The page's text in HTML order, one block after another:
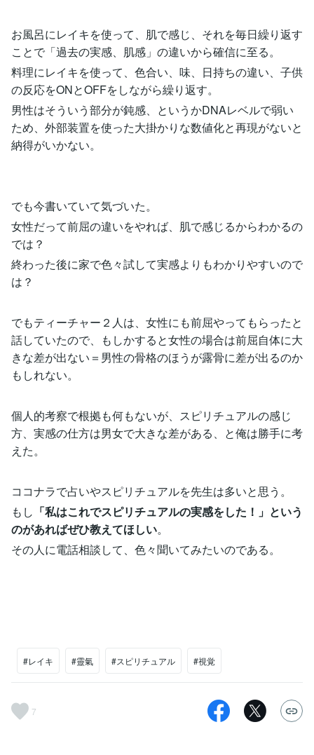
お風呂にレイキを使って、肌で感じ、それを毎日繰り返す
ことで「過去の実感、肌感」の違いから確信に至る。
料理にレイキを使って、色合い、味、日持ちの違い、子供
の反応をONとOFFをしながら繰り返す。
男性はそういう部分が鈍感、というかDNAレベルで弱い
ため、外部装置を使った大掛かりな数値化と再現がないと
納得がいかない。
でも今書いていて気づいた。
女性だって前屈の違いをやれば、肌で感じるからわかるの
では？
終わった後に家で色々試して実感よりもわかりやすいので
は？
でもティーチャー２人は、女性にも前屈やってもらったと
話していたので、もしかすると女性の場合は前屈自体に大
きな差が出ない＝男性の骨格のほうが露骨に差が出るのか
もしれない。
個人的考察で根拠も何もないが、スピリチュアルの感じ
方、実感の仕方は男女で大きな差がある、と俺は勝手に考
えた。
ココナラで占いやスピリチュアルを先生は多いと思う。
もし 「私はこれでスピリチュアルの実感をした！」という
のがあればぜひ教えてほしい。
その人に電話相談して、色々聞いてみたいのである。
#レイキ #靈氣 #スピリチュアル #視覚
7